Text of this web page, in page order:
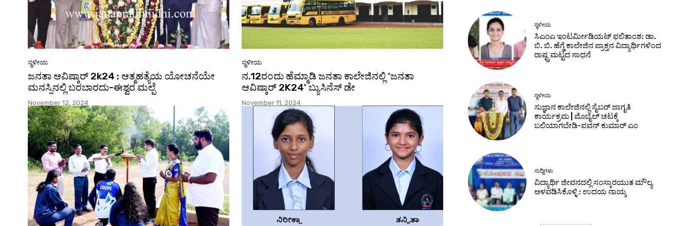
ಸ್ಥಳೀಯ
ಜನತಾ ಆವಿಷ್ಕಾರ್ 2k24 : ಆತ್ಮಹತ್ಯೆಯ ಯೋಚನೆಯೇ
ಮನಸ್ಸಿನಲ್ಲಿ ಬರಬಾರದು-ಈಶ್ವರ ಮಲ್ಪೆ
November 12, 2024
ಸ್ಥಳೀಯ
ನ.12ರಂದು ಹೆಮ್ಮಾಡಿ ಜನತಾ ಕಾಲೇಜಿನಲ್ಲಿ ‘ಜನತಾ
ಆವಿಷ್ಕಾರ್ 2K24’ ಬ್ಯುಸಿನೆಸ್ ಡೇ
November 11, 2024
ಸ್ಥಳೀಯ
ಸಿ‌ಎಂಎ ಇಂಟರ್ಮೀಡಿಯಟ್ ಫಲಿತಾಂಶ: ಡಾ.
ಬಿ. ಬಿ. ಹೆಗ್ಡೆ ಕಾಲೇಜಿನ ಪ್ರಾಕ್ತನ ವಿದ್ಯಾರ್ಥಿಗಳಿಂದ
ರಾಷ್ಟ್ರಮಟ್ಟದ ಸಾಧನೆ
ಸ್ಥಳೀಯ
ಸುಜ್ಞಾನ ಕಾಲೇಜಿನಲ್ಲಿ ಸೈಬರ್ ಜಾಗೃತಿ
ಕಾರ್ಯಕ್ರಮ | ಮೊಬೈಲ್ ಚಟಕ್ಕೆ
ಬಲಿಯಾಗಬೇಡಿ-ಪವನ್‌ ಕುಮಾರ್ ಎಂ
ಸುದ್ದಿಗಳು
ವಿದ್ಯಾರ್ಥಿ ಜೀವನದಲ್ಲಿ ಸಂಸ್ಕಾರಯುತ ಮೌಲ್ಯ
ಅಳವಡಿಸಿಕೊಳ್ಳಿ : ಉದಯ ನಾಯ್ಕ